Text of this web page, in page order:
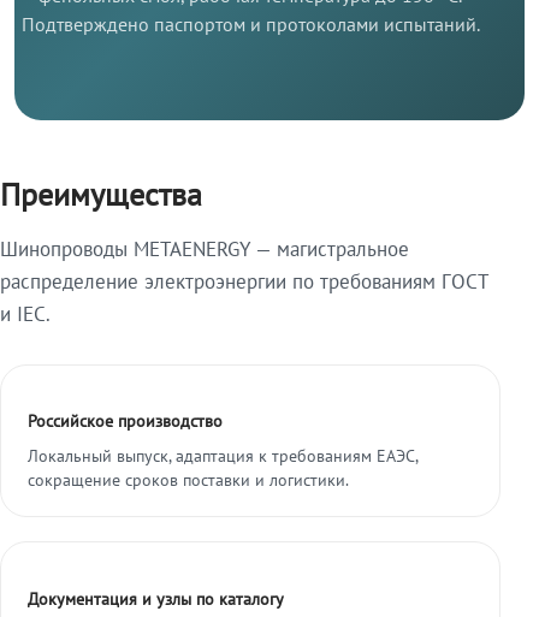
Подтверждено паспортом и протоколами испытаний.
Преимущества
Шинопроводы METAENERGY — магистральное
распределение электроэнергии по требованиям ГОСТ
и IEC.
Российское производство
Локальный выпуск, адаптация к требованиям ЕАЭС,
сокращение сроков поставки и логистики.
Документация и узлы по каталогу